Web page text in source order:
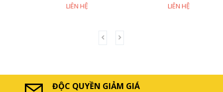
ĐỘC QUYỀN GIẢM GIÁ